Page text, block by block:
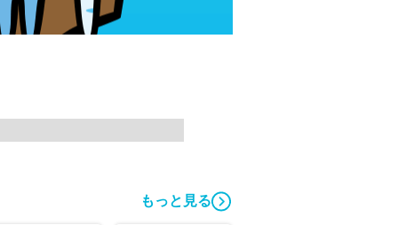
もっと見る